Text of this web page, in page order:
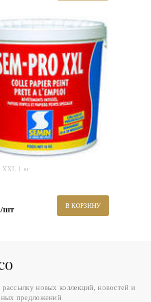
1 кг.
шт В КОРЗИНУ
новых коллекций, новостей и
предложений